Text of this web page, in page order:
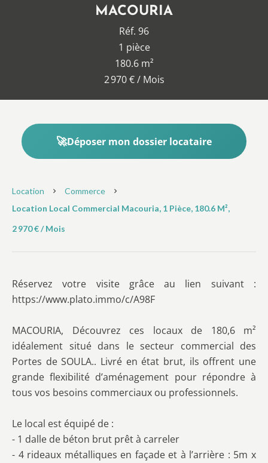
MACOURIA
Réf. 96
1 pièce
180.6 m²
2 970 € / Mois
Déposer mon dossier locataire
Location
Commerce
Location Local Commercial Macouria, 1 Pièce, 180.6 M²,
2 970 € / Mois
Réservez votre visite grâce au lien suivant :
https://www.plato.immo/c/A98F
MACOURIA, Découvrez ces locaux de 180,6 m²
idéalement situé dans le secteur commercial des
Portes de SOULA.. Livré en état brut, ils offrent une
grande flexibilité d’aménagement pour répondre à
tous vos besoins commerciaux ou professionnels.
Le local est équipé de :
- 1 dalle de béton brut prêt à carreler
- 4 rideaux métalliques en façade et à l’arrière : 5m x